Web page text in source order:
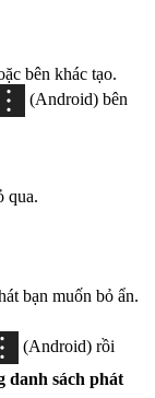
bên khác tạo.
(Android) bên
qua.
bạn muốn bỏ ẩn.
(Android) rồi
danh sách phát